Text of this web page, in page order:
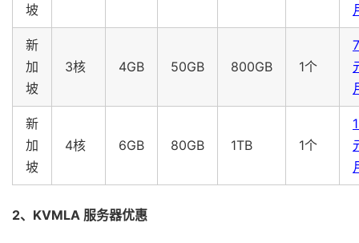
坡
新
加
坡
3核 4GB 50GB 800GB 1个
新
加
坡
4核 6GB 80GB 1TB 1个
2、KVMLA 服务器优惠